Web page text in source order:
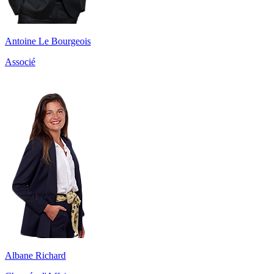
Antoine Le Bourgeois
Associé
Albane Richard